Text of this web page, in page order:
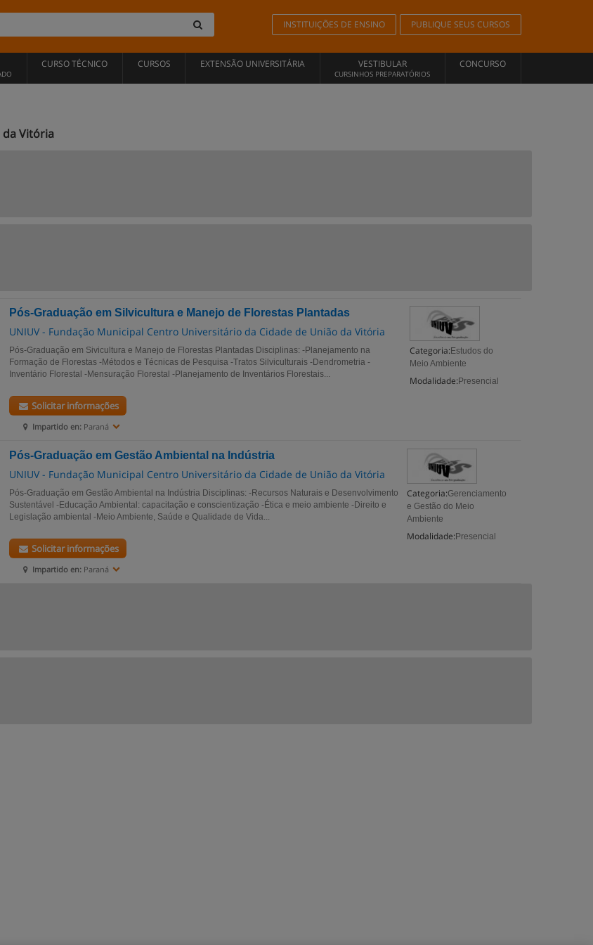
INSTITUIÇÕES DE ENSINO PUBLIQUE SEUS CURSOS
CURSO TÉCNICO CURSOS EXTENSÃO UNIVERSITÁRIA VESTIBULAR
CURSINHOS PREPARATÓRIOS
CONCURSO
da Vitória
Pós-Graduação em Silvicultura e Manejo de Florestas Plantadas
UNIUV - Fundação Municipal Centro Universitário da Cidade de União da Vitória
Categoria: Estudos do
Meio Ambiente
Modalidade: Presencial
Pós-Graduação em Sivicultura e Manejo de Florestas Plantadas Disciplinas: -Planejamento na
Formação de Florestas -Métodos e Técnicas de Pesquisa -Tratos Silviculturais -Dendrometria -
Inventário Florestal -Mensuração Florestal -Planejamento de Inventários Florestais...
Impartido en: Paraná
Solicitar informações
Pós-Graduação em Gestão Ambiental na Indústria
UNIUV - Fundação Municipal Centro Universitário da Cidade de União da Vitória
Categoria:Gerenciamento
e Gestão do Meio
Ambiente
Modalidade: Presencial
Pós-Graduação em Gestão Ambiental na Indústria Disciplinas: -Recursos Naturais e Desenvolvimento
Sustentável -Educação Ambiental: capacitação e conscientização -Ética e meio ambiente -Direito e
Legislação ambiental -Meio Ambiente, Saúde e Qualidade de Vida...
Impartido en: Paraná
Solicitar informações